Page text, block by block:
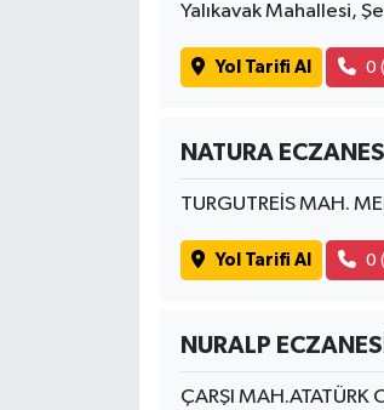
Yalıkavak Mahallesi,
Yol Tarifi Al 0
NATURA ECZANESİ
TURGUTREİS MAH.
Yol Tarifi Al 0
NURALP ECZANESİ
ÇARŞI MAH.ATATÜRK